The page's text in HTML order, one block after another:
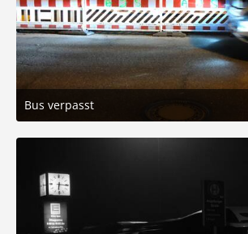
Bus verpasst
22. Januar 2026 um 21:12
4